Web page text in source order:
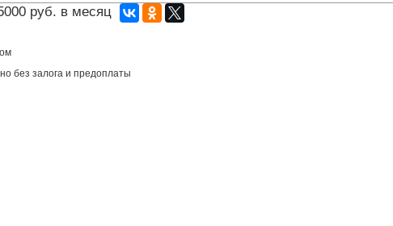
руб. в месяц
без залога и предоплаты